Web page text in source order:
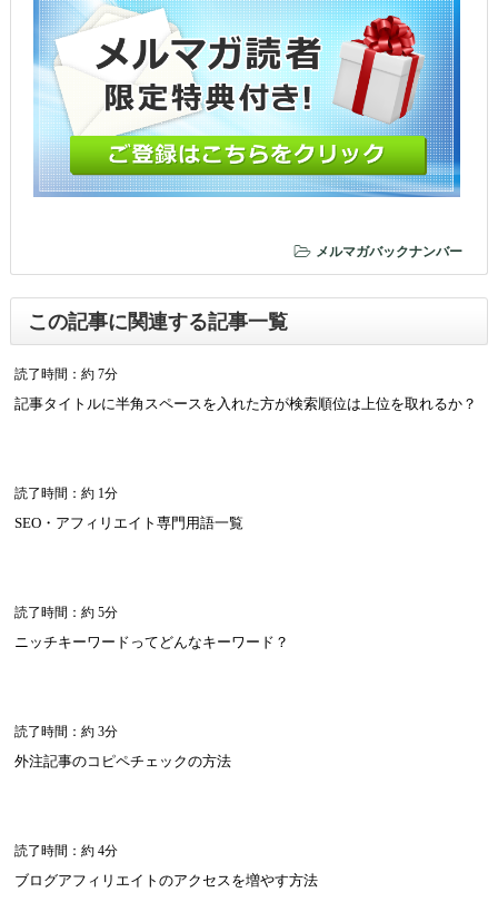
メルマガバックナンバー
この記事に関連する記事一覧
読了時間：約 7分
記事タイトルに半角スペースを入れた方が検索順位は上位を取れるか？
読了時間：約 1分
SEO・アフィリエイト専門用語一覧
読了時間：約 5分
ニッチキーワードってどんなキーワード？
読了時間：約 3分
外注記事のコピペチェックの方法
読了時間：約 4分
ブログアフィリエイトのアクセスを増やす方法